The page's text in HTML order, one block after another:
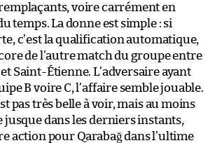
voire carrément en
temps. La donne est simple : si
c’est la qualification automatique,
de l’autre match du groupe entre
Saint-Étienne. L’adversaire ayant
B voire C, l’affaire semble jouable.
pas très belle à voir, mais au moins
jusque dans les derniers instants,
action pour Qarabağ dans l’ultime